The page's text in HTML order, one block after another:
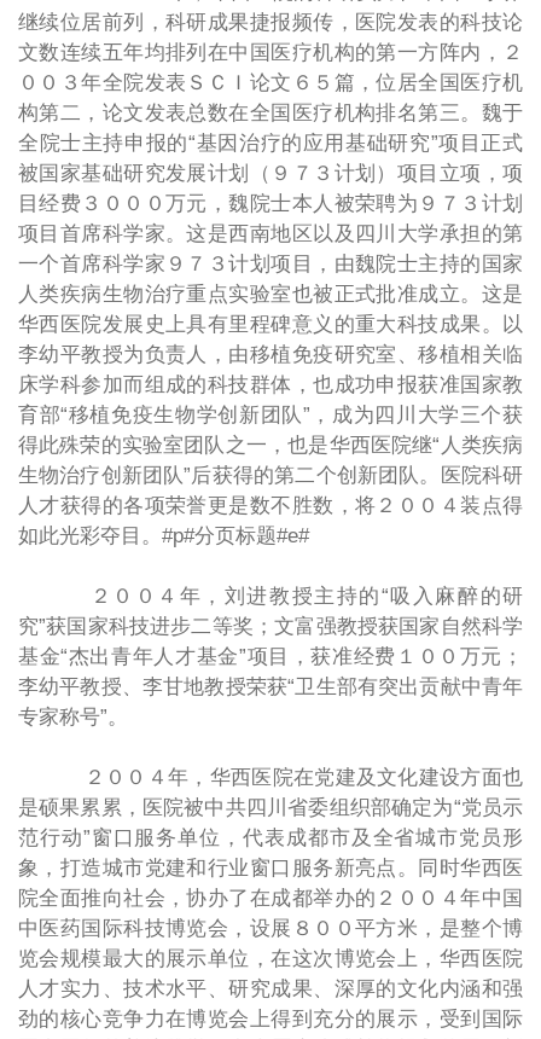
继续位居前列，科研成果捷报频传，医院发表的科技论
文数连续五年均排列在中国医疗机构的第一方阵内，２
００３年全院发表ＳＣＩ论文６５篇，位居全国医疗机
构第二，论文发表总数在全国医疗机构排名第三。魏于
全院士主持申报的“基因治疗的应用基础研究”项目正式
被国家基础研究发展计划（９７３计划）项目立项，项
目经费３０００万元，魏院士本人被荣聘为９７３计划
项目首席科学家。这是西南地区以及四川大学承担的第
一个首席科学家９７３计划项目，由魏院士主持的国家
人类疾病生物治疗重点实验室也被正式批准成立。这是
华西医院发展史上具有里程碑意义的重大科技成果。以
李幼平教授为负责人，由移植免疫研究室、移植相关临
床学科参加而组成的科技群体，也成功申报获准国家教
育部“移植免疫生物学创新团队”，成为四川大学三个获
得此殊荣的实验室团队之一，也是华西医院继“人类疾病
生物治疗创新团队”后获得的第二个创新团队。医院科研
人才获得的各项荣誉更是数不胜数，将２００４装点得
如此光彩夺目。#p#分页标题#e#
２００４年，刘进教授主持的“吸入麻醉的研
究”获国家科技进步二等奖；文富强教授获国家自然科学
基金“杰出青年人才基金”项目，获准经费１００万元；
李幼平教授、李甘地教授荣获“卫生部有突出贡献中青年
专家称号”。
２００４年，华西医院在党建及文化建设方面也
是硕果累累，医院被中共四川省委组织部确定为“党员示
范行动”窗口服务单位，代表成都市及全省城市党员形
象，打造城市党建和行业窗口服务新亮点。同时华西医
院全面推向社会，协办了在成都举办的２００４年中国
中医药国际科技博览会，设展８００平方米，是整个博
览会规模最大的展示单位，在这次博览会上，华西医院
人才实力、技术水平、研究成果、深厚的文化内涵和强
劲的核心竞争力在博览会上得到充分的展示，受到国际